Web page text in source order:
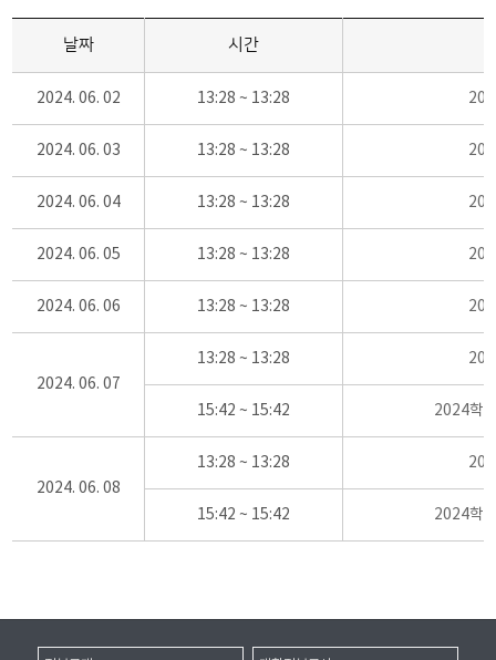
날짜 시간
2024. 06. 02 13:28 ~ 13:28
2024. 06. 03 13:28 ~ 13:28
2024. 06. 04 13:28 ~ 13:28
2024. 06. 05 13:28 ~ 13:28
2024. 06. 06 13:28 ~ 13:28
2024. 06. 07
13:28 ~ 13:28
15:42 ~ 15:42 2024학
2024. 06. 08
13:28 ~ 13:28
15:42 ~ 15:42 2024학